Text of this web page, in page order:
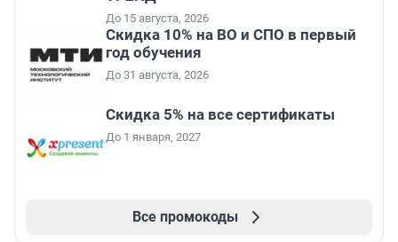
До 15 августа, 2026
Скидка 10% на ВО и СПО в первый
год обучения
До 31 августа, 2026
Скидка 5% на все сертификаты
До 1 января, 2027
Все промокоды